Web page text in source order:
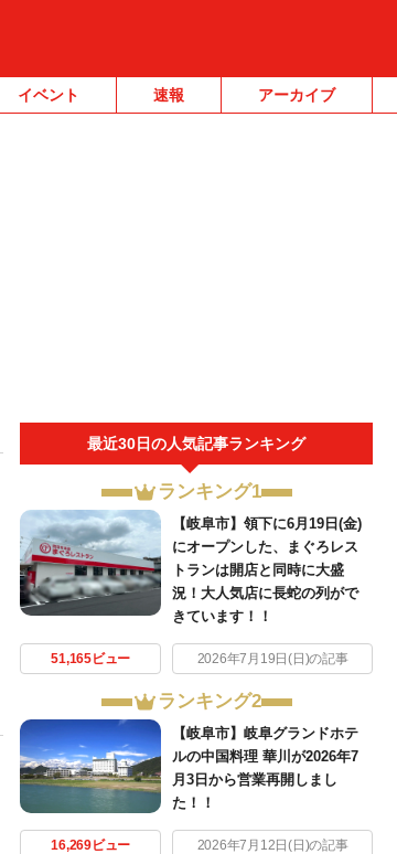
イベント 速報 アーカイブ
最近30日の人気記事ランキング
ランキング1
【岐阜市】領下に6月19日(金)
にオープンした、まぐろレス
トランは開店と同時に大盛
況！大人気店に長蛇の列がで
きています！！
51,165ビュー 2026年7月19日(日)の記事
ランキング2
【岐阜市】岐阜グランドホテ
ルの中国料理 華川が2026年7
月3日から営業再開しまし
た！！
16,269ビュー 2026年7月12日(日)の記事